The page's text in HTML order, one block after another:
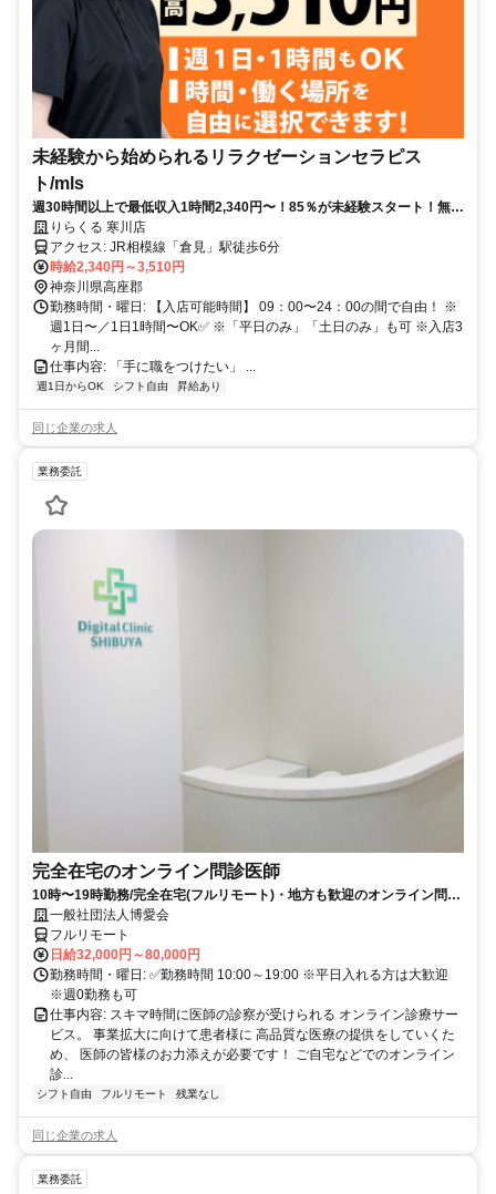
未経験から始められるリラクゼーションセラピス
ト/mls
週30時間以上で最低収入1時間2,340円〜！85％が未経験スタート！無料
トレで一生モノの技術を習得✅好きな時間に収入を得られます⏰【神奈
川県高座郡寒川町倉見】
りらくる 寒川店
アクセス: JR相模線「倉見」駅徒歩6分
時給2,340円～3,510円
神奈川県高座郡
勤務時間・曜日: 【入店可能時間】 09：00〜24：00の間で自由！ ※
週1日〜／1日1時間〜OK✅ ※「平日のみ」「土日のみ」も可 ※入店3
ヶ月間...
仕事内容: 「手に職をつけたい」 ...
週1日からOK シフト自由 昇給あり
同じ企業の求人
業務委託
完全在宅のオンライン問診医師
10時〜19時勤務/完全在宅(フルリモート)・地方も歓迎のオンライン問診
業務一般社団法人博愛会
フルリモート
日給32,000円～80,000円
勤務時間・曜日: ✅勤務時間 10:00～19:00 ※平日入れる方は大歓迎
※週0勤務も可
仕事内容: スキマ時間に医師の診察が受けられる オンライン診療サー
ビス。 事業拡大に向けて患者様に 高品質な医療の提供をしていくた
め、 医師の皆様のお力添えが必要です！ ご自宅などでのオンライン
診...
シフト自由 フルリモート 残業なし
同じ企業の求人
業務委託